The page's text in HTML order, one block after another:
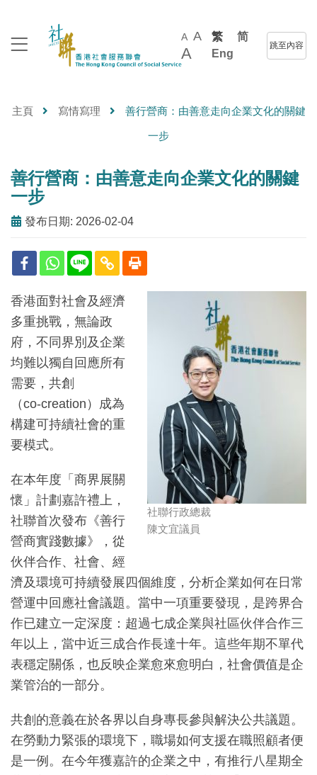
A A
A
繁
简
Eng
跳至內容
主頁 寫情寫理 善行營商：由善意走向企業文化的關鍵
一步
善行營商：由善意走向企業文化的關鍵
一步
發布日期: 2026-02-04
社聯行政總裁
陳文宜議員
香港面對社會及經濟
多重挑戰，無論政
府，不同界別及企業
均難以獨自回應所有
需要，共創
（co‑creation）成為
構建可持續社會的重
要模式。
在本年度「商界展關
懷」計劃嘉許禮上，
社聯首次發布《善行
營商實踐數據》，從
伙伴合作、社會、經
濟及環境可持續發展四個維度，分析企業如何在日常
營運中回應社會議題。當中一項重要發現，是跨界合
作已建立一定深度：超過七成企業與社區伙伴合作三
年以上，當中近三成合作長達十年。這些年期不單代
表穩定關係，也反映企業愈來愈明白，社會價值是企
業管治的一部分。
共創的意義在於各界以自身專長參與解決公共議題。
在勞動力緊張的環境下，職場如何支援在職照顧者便
是一例。在今年獲嘉許的企業之中，有推行八星期全